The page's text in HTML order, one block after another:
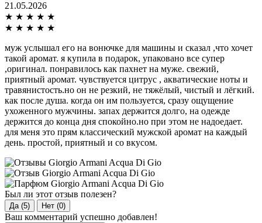
21.05.2026
★ ★ ★ ★ ★
★ ★ ★ ★ ★
муж услышал его на вонючке для машины и сказал ,что хочет
такой аромат. я купила в подарок, упаковано все супер
,оригинал. понравилось как пахнет на муже. свежий,
приятный аромат. чувствуется цитрус , акватические ноты и
травянистость.но он не резкий, не тяжёлый, чистый и лёгкий.
как после душа. когда он им пользуется, сразу ощущение
ухоженного мужчины. запах держится долго, на одежде
держится до конца дня спокойно.но при этом не надоедает.
для меня это прям классический мужской аромат на каждый
день. простой, приятный и со вкусом.
Был ли этот отзыв полезен?
Да (5) Нет (0)
Ваш комментарий успешно добавлен!